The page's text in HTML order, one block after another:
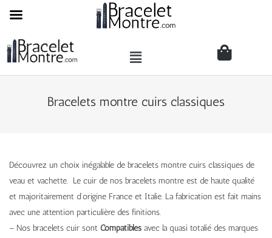
Bracelets montre cuirs classiques
Découvrez un choix inégalable de bracelets montre cuirs classiques de
veau et vachette. Le cuir de nos bracelets montre est de haute qualité
et majoritairement d’origine France et Italie. La fabrication est fait mains
avec une attention particulière des finitions.
– Nos bracelets cuir sont Compatibles avec la quasi totalié des marques